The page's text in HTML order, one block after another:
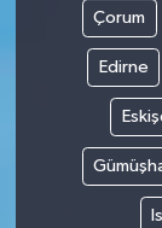
Çorum
Edirne